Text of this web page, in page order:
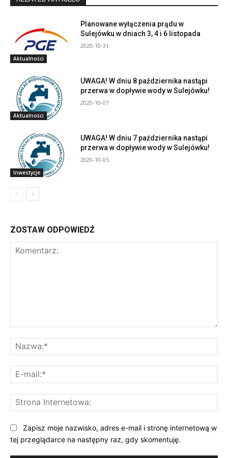
Aktualności
Planowane wyłączenia prądu w
Sulejówku w dniach 3, 4 i 6 listopada
2020-10-31
Aktualności
UWAGA! W dniu 8 października nastąpi
przerwa w dopływie wody w Sulejówku!
2020-10-07
Inwestycje
UWAGA! W dniu 7 października nastąpi
przerwa w dopływie wody w Sulejówku!
2020-10-05
ZOSTAW ODPOWIEDŹ
Zapisz moje nazwisko, adres e-mail i stronę internetową w
tej przeglądarce na następny raz, gdy skomentuję.